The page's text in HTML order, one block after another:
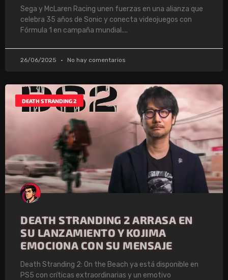
Sega y McLaren Racing unen fuerzas en una alianza que
celebra 35 años de Sonic y conecta videojuegos con
Fórmula 1 en campaña mundial.
26/06/2025 No hay comentarios
DEATH STRANDING 2
DEATH STRANDING 2 ARRASA EN
SU LANZAMIENTO Y KOJIMA
EMOCIONA CON SU MENSAJE
Death Stranding 2: On the Beach ya está disponible en
PS5 con críticas extraordinarias y un emotivo